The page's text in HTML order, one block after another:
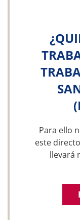
Para ello
este
llevará